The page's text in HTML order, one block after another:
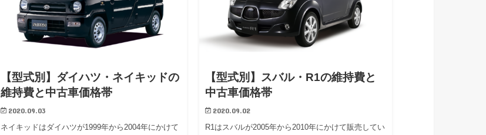
【型式別】ダイハツ・ネイキッドの
維持費と中古車価格帯
2020.09.03
ネイキッドはダイハツが1999年から2004年にかけて
【型式別】スバル・R1の維持費と
中古車価格帯
2020.09.02
R1はスバルが2005年から2010年にかけて販売してい